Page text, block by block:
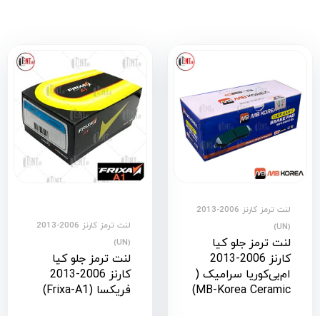
لنت ترمز کارنز 2006-2013
(UN)
لنت ترمز جلو کیا
کارنز 2006-2013
ام‌بی‌کوریا سرامیک (
MB-Korea Ceramic)
لنت ترمز کارنز 2006-2013
(UN)
لنت ترمز جلو کیا
کارنز 2006-2013
فریکسا (Frixa-A1)